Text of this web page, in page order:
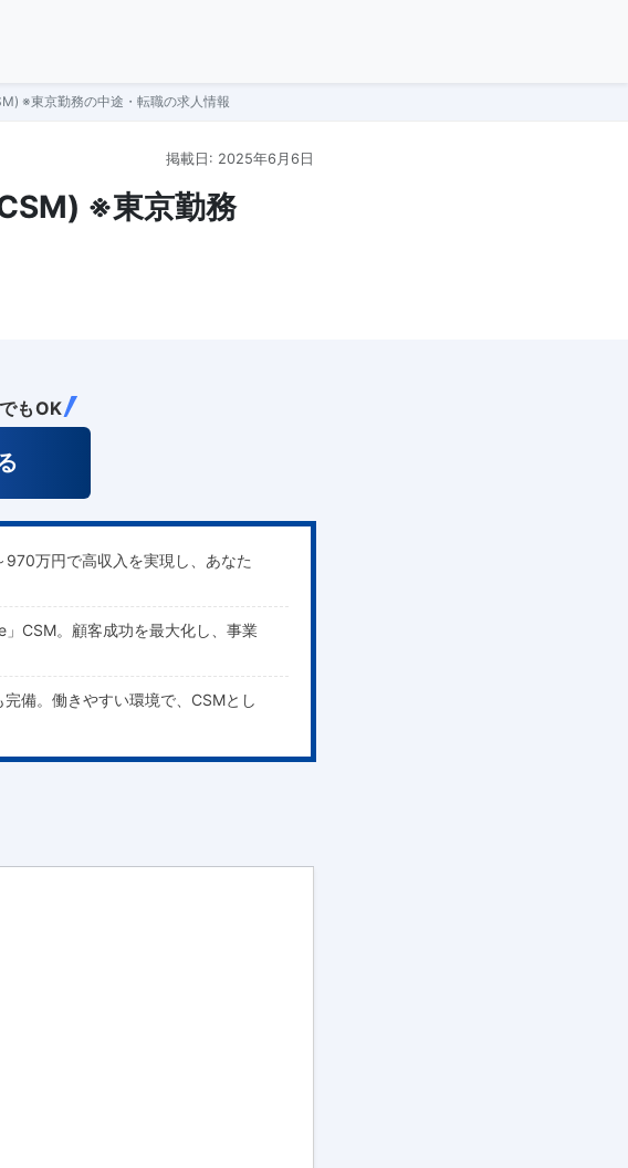
※東京勤務の中途・転職の求人情報
掲載日: 2025年6月6日
※東京勤務
もOK
万円で高収入を実現し、あなた
CSM。顧客成功を最大化し、事業
備。働きやすい環境で、CSMとし